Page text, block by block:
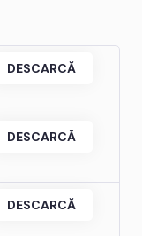
DESCARCĂ
DESCARCĂ
DESCARCĂ